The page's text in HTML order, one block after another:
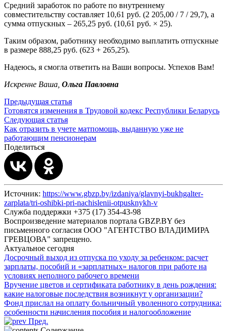
Средний заработок по работе по внутреннему
совместительству составляет 10,61 руб. (2 205,00 / 7 / 29,7), а
сумма отпускных – 265,25 руб. (10,61 руб. × 25).
Таким образом, работнику необходимо выплатить отпускные
в размере 888,25 руб. (623 + 265,25).
Надеюсь, я смогла ответить на Ваши вопросы. Успехов Вам!
Искренне Ваша, Ольга Павловна
Предыдущая статья
Готовятся изменения в Трудовой кодекс Республики Беларусь
Следующая статья
Как отразить в учете матпомощь, выданную уже не
работающим пенсионерам
Поделиться
Источник: https://www.gbzp.by/izdaniya/glavnyi-bukhgalter-
zarplata/tri-oshibki-pri-nachislenii-otpusknykh-v
Служба поддержки +375 (17) 354-43-98
Воспроизведение материалов портала GBZP.BY без
письменного согласия OOO "АГЕНТСТВО ВЛАДИМИРА
ГРЕВЦОВА" запрещено.
Актуальное сегодня
Досрочный выход из отпуска по уходу за ребенком: расчет
зарплаты, пособий и «зарплатных» налогов при работе на
условиях неполного рабочего времени
Вручение цветов и сертификата работнику в день рождения:
какие налоговые последствия возникнут у организации?
Фонд прислал на оплату больничный уволенного сотрудника:
особенности начисления пособия и налогообложение
Пред.